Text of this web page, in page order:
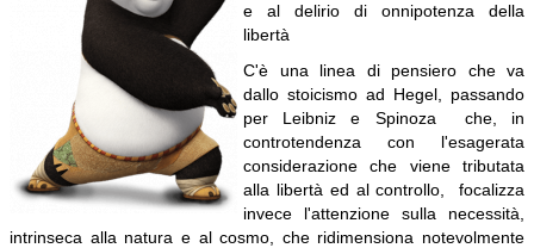
e al delirio di onnipotenza della
libertà
C'è una linea di pensiero che va
dallo stoicismo ad Hegel, passando
per Leibniz e Spinoza
che, in
controtendenza con l'esagerata
considerazione che viene tributata
alla libertà ed al controllo,
focalizza
invece l'attenzione sulla necessità,
intrinseca alla natura e al cosmo, che ridimensiona notevolmente